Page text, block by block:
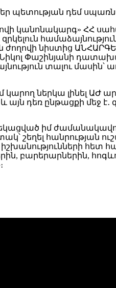
կանոնակարգ» ՀՀ
ժողովի նիստից
Փաշինյանի
տալու
կարող ներկա լինել ԱԺ
դեռ ընթացքի մեջ է․
իմ
շեղել հանրության
հետ
բարերարներին,